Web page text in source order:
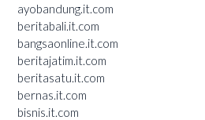
ayobandung.it.com
beritabali.it.com
bangsaonline.it.com
beritajatim.it.com
beritasatu.it.com
bernas.it.com
bisnis.it.com